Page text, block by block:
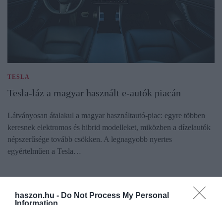
haszon.hu - Do Not Process My Personal
Information
TESLA
Tesla-láz a magyar használt e-autók piacán
Látványosan átalakul a magyar használtautó-piac: egyre többen
keresnek elektromos és hibrid modelleket, miközben a dízelautók
népszerűsége tovább csökken. A legnagyobb nyertes
egyértelműen a Tesla…